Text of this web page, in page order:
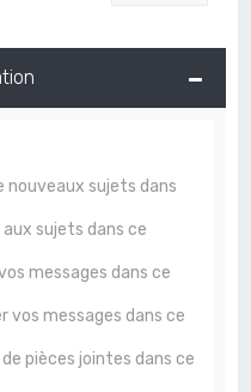
nouveaux sujets dans
sujets dans ce
messages dans ce
vos messages dans ce
pièces jointes dans ce